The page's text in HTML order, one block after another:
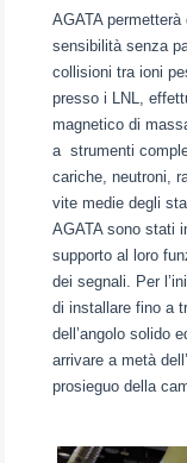
AGATA
sensibilità senza
collisioni tra ioni
presso i LNL,
magnetico di
a strumenti
cariche, neutroni,
vite medie degli
AGATA sono stati
supporto al loro
dei segnali. Per
di installare fino a
dell’angolo solido
arrivare a metà
prosieguo della